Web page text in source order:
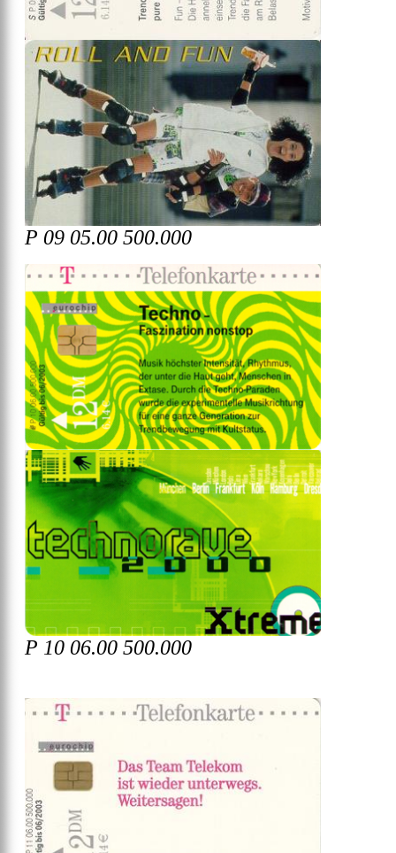
P 09 05.00 500.000
P 10 06.00 500.000